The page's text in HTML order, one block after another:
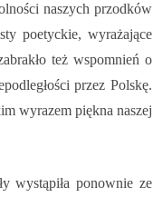
naszych przodków
poetyckie, wyrażające
też wspomnień o
przez Polskę.
wyrazem piękna naszej
wystąpiła ponownie ze